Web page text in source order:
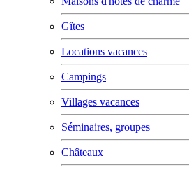
Gîtes
Locations vacances
Campings
Villages vacances
Séminaires, groupes
Châteaux